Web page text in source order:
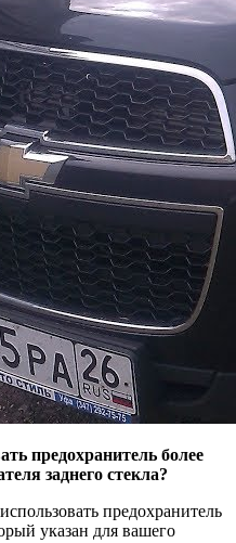
предохранитель более
заднего стекла?
предохранитель
указан для вашего